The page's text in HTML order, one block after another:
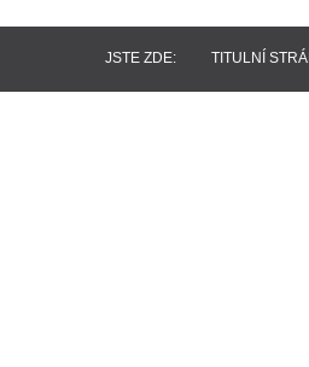
JSTE ZDE: TITULNÍ